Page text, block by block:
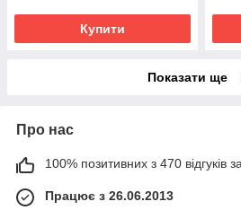
Купити
Показати ще
Про нас
100% позитивних з 470 відгуків
Працює з 26.06.2013